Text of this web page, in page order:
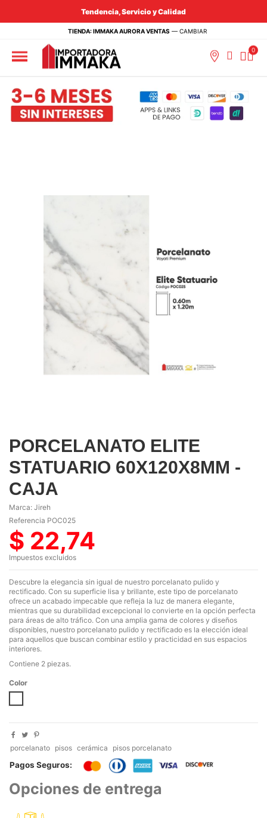
Tendencia, Servicio y Calidad
TIENDA: IMMAKA AURORA VENTAS — CAMBIAR
PORCELANATO ELITE
STATUARIO 60X120X8MM -
CAJA
Marca: Jireh
Referencia POC025
$ 22,74
Impuestos excluidos
Descubre la elegancia sin igual de nuestro porcelanato pulido y
rectificado. Con su superficie lisa y brillante, este tipo de porcelanato
ofrece un acabado impecable que refleja la luz de manera elegante,
mientras que su durabilidad excepcional lo convierte en la opción perfecta
para áreas de alto tráfico. Con una amplia gama de colores y diseños
disponibles, nuestro porcelanato pulido y rectificado es la elección ideal
para aquellos que buscan combinar estilo y practicidad en sus espacios
interiores.
Contiene 2 piezas.
Color
porcelanato pisos cerámica pisos porcelanato
Pagos Seguros:
Opciones de entrega